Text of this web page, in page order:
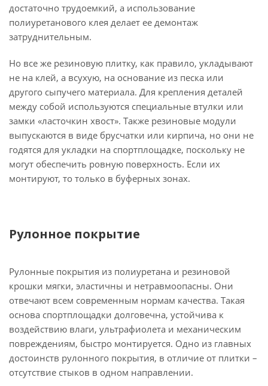
достаточно трудоемкий, а использование
полиуретанового клея делает ее демонтаж
затруднительным.
Но все же резиновую плитку, как правило, укладывают
не на клей, а всухую, на основание из песка или
другого сыпучего материала. Для крепления деталей
между собой используются специальные втулки или
замки «ласточкин хвост». Также резиновые модули
выпускаются в виде брусчатки или кирпича, но они не
годятся для укладки на спортплощадке, поскольку не
могут обеспечить ровную поверхность. Если их
монтируют, то только в буферных зонах.
Рулонное покрытие
Рулонные покрытия из полиуретана и резиновой
крошки мягки, эластичны и нетравмоопасны. Они
отвечают всем современным нормам качества. Такая
основа спортплощадки долговечна, устойчива к
воздействию влаги, ультрафиолета и механическим
повреждениям, быстро монтируется. Одно из главных
достоинств рулонного покрытия, в отличие от плитки –
отсутствие стыков в одном направлении.